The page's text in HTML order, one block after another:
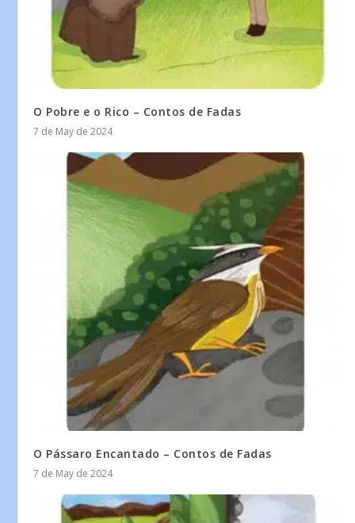
O Pobre e o Rico – Contos de Fadas
7 de May de 2024
O Pássaro Encantado – Contos de Fadas
7 de May de 2024